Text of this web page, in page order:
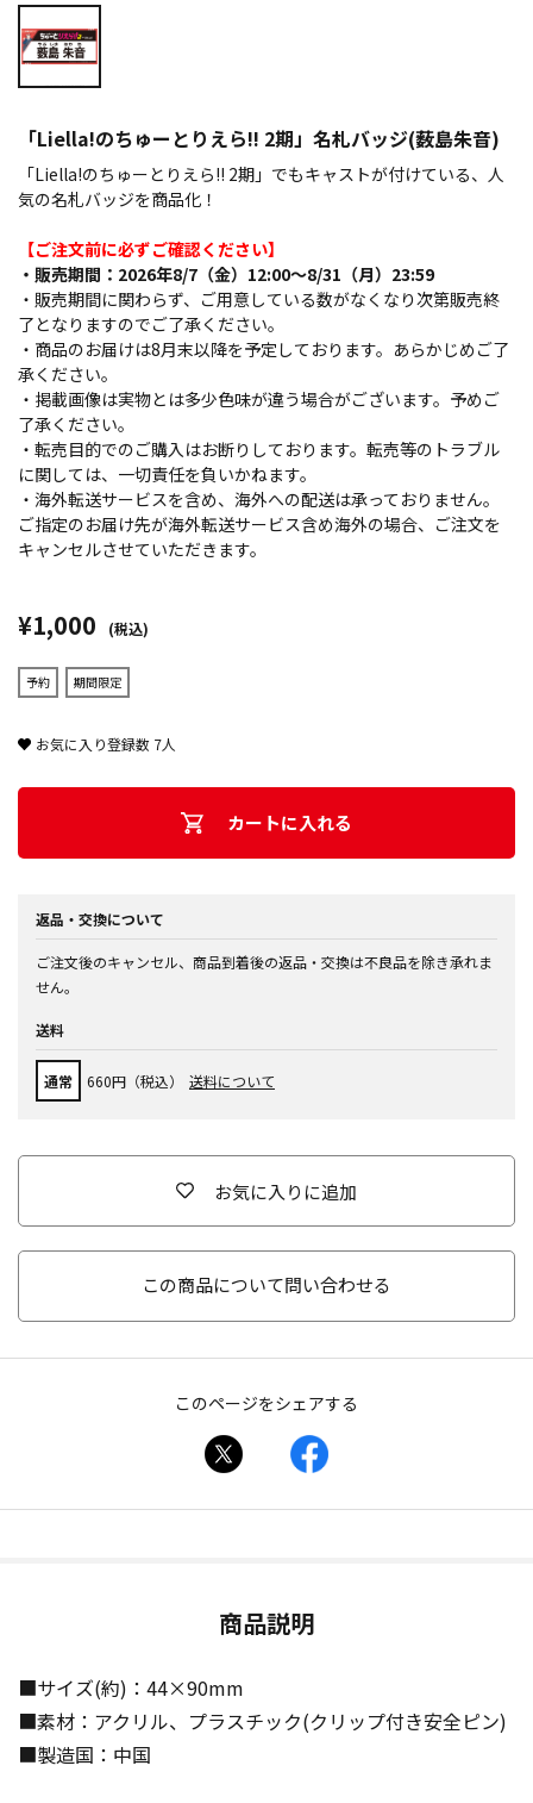
「Liella!のちゅーとりえら!! 2期」名札バッジ(薮島朱音)
「Liella!のちゅーとりえら!! 2期」でもキャストが付けている、人
気の名札バッジを商品化！
【ご注文前に必ずご確認ください】
・販売期間：2026年8/7（金）12:00～8/31（月）23:59
・販売期間に関わらず、ご用意している数がなくなり次第販売終
了となりますのでご了承ください。
・商品のお届けは8月末以降を予定しております。あらかじめご了
承ください。
・掲載画像は実物とは多少色味が違う場合がございます。予めご
了承ください。
・転売目的でのご購入はお断りしております。転売等のトラブル
に関しては、一切責任を負いかねます。
・海外転送サービスを含め、海外への配送は承っておりません。
ご指定のお届け先が海外転送サービス含め海外の場合、ご注文を
キャンセルさせていただきます。
¥1,000 (税込)
予約 期間限定
お気に入り登録数 7人
カートに入れる
返品・交換について
ご注文後のキャンセル、商品到着後の返品・交換は不良品を除き承れま
せん。
送料
通常 660円（税込） 送料について
お気に入りに追加
この商品について問い合わせる
このページをシェアする
商品説明
■サイズ(約)：44×90mm
■素材：アクリル、プラスチック(クリップ付き安全ピン)
■製造国：中国